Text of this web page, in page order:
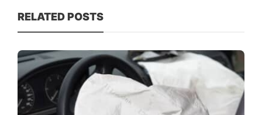
RELATED POSTS